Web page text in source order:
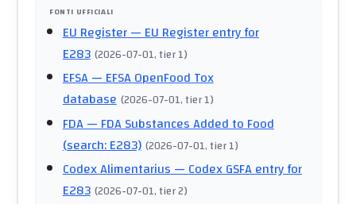
FONTI UFFICIALI
EU Register— EU Register entry for
E283 (2026-07-01, tier 1)
EFSA— EFSA OpenFood Tox
database (2026-07-01, tier 1)
FDA— FDA Substances Added to Food
(search: E283) (2026-07-01, tier 1)
Codex Alimentarius— Codex GSFA entry for
E283 (2026-07-01, tier 2)